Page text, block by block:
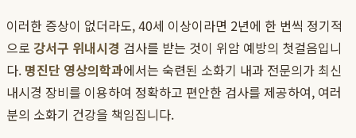
이러한 증상이 없더라도, 40세 이상이라면 2년에 한 번씩 정기적
으로 강서구 위내시경 검사를 받는 것이 위암 예방의 첫걸음입니
다. 명진단 영상의학과에서는 숙련된 소화기 내과 전문의가 최신
내시경 장비를 이용하여 정확하고 편안한 검사를 제공하여, 여러
분의 소화기 건강을 책임집니다.